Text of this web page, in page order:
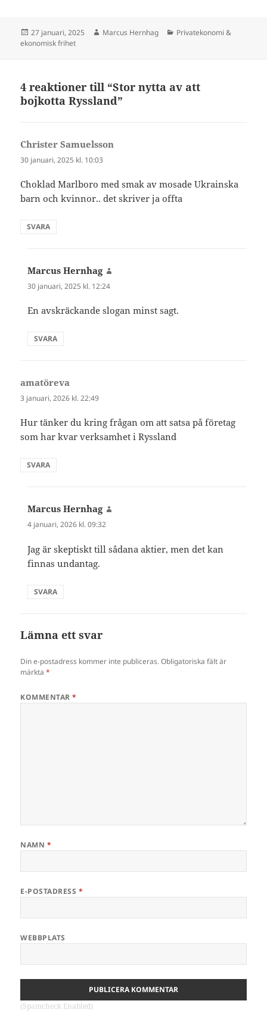
Postat
27 januari, 2025 Författare
Marcus Hernhag Kategorier
Privatekonomi &
ekonomisk frihet
4 reaktioner till “Stor nytta av att
bojkotta Ryssland”
Christer Samuelsson
30 januari, 2025 kl. 10:03
Choklad Marlboro med smak av mosade Ukrainska
barn och kvinnor.. det skriver ja offta
SVARA
Marcus Hernhag
30 januari, 2025 kl. 12:24
En avskräckande slogan minst sagt.
SVARA
amatöreva
3 januari, 2026 kl. 22:49
Hur tänker du kring frågan om att satsa på företag
som har kvar verksamhet i Ryssland
SVARA
Marcus Hernhag
4 januari, 2026 kl. 09:32
Jag är skeptiskt till sådana aktier, men det kan
finnas undantag.
SVARA
Lämna ett svar
Din e-postadress kommer inte publiceras. Obligatoriska fält är
märkta*
KOMMENTAR*
NAMN *
E-POSTADRESS *
WEBBPLATS
(Spamcheck Enabled)